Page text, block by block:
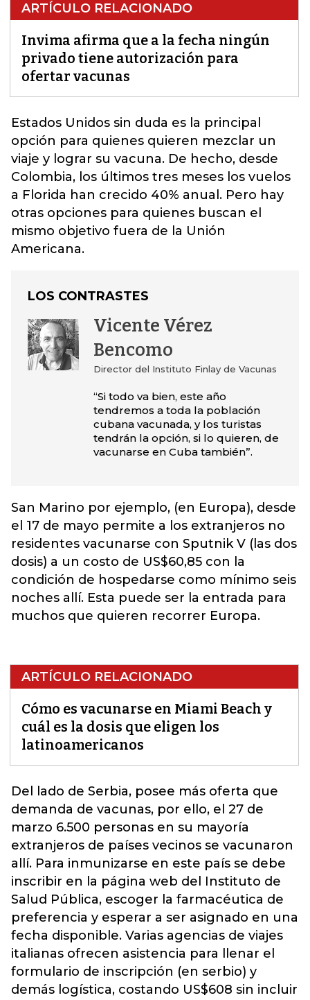
ARTÍCULO RELACIONADO
Invima afirma que a la fecha ningún
privado tiene autorización para
ofertar vacunas
Estados Unidos sin duda es la principal
opción para quienes quieren mezclar un
viaje y lograr su vacuna. De hecho, desde
Colombia, los últimos tres meses los vuelos
a Florida han crecido 40% anual. Pero hay
otras opciones para quienes buscan el
mismo objetivo fuera de la Unión
Americana.
LOS CONTRASTES
Vicente Vérez
Bencomo
Director del Instituto Finlay de Vacunas
“Si todo va bien, este año
tendremos a toda la población
cubana vacunada, y los turistas
tendrán la opción, si lo quieren, de
vacunarse en Cuba también”.
San Marino por ejemplo, (en Europa), desde
el 17 de mayo permite a los extranjeros no
residentes vacunarse con Sputnik V (las dos
dosis) a un costo de US$60,85 con la
condición de hospedarse como mínimo seis
noches allí. Esta puede ser la entrada para
muchos que quieren recorrer Europa.
ARTÍCULO RELACIONADO
Cómo es vacunarse en Miami Beach y
cuál es la dosis que eligen los
latinoamericanos
Del lado de Serbia, posee más oferta que
demanda de vacunas, por ello, el 27 de
marzo 6.500 personas en su mayoría
extranjeros de países vecinos se vacunaron
allí. Para inmunizarse en este país se debe
inscribir en la página web del Instituto de
Salud Pública, escoger la farmacéutica de
preferencia y esperar a ser asignado en una
fecha disponible. Varias agencias de viajes
italianas ofrecen asistencia para llenar el
formulario de inscripción (en serbio) y
demás logística, costando US$608 sin incluir